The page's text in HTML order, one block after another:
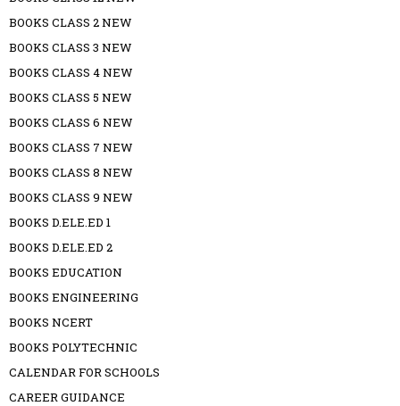
BOOKS CLASS 2 NEW
BOOKS CLASS 3 NEW
BOOKS CLASS 4 NEW
BOOKS CLASS 5 NEW
BOOKS CLASS 6 NEW
BOOKS CLASS 7 NEW
BOOKS CLASS 8 NEW
BOOKS CLASS 9 NEW
BOOKS D.ELE.ED 1
BOOKS D.ELE.ED 2
BOOKS EDUCATION
BOOKS ENGINEERING
BOOKS NCERT
BOOKS POLYTECHNIC
CALENDAR FOR SCHOOLS
CAREER GUIDANCE